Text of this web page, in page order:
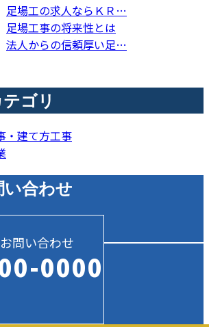
足場工の求人ならＫＲ…
足場工事の将来性とは
法人からの信頼厚い足…
ゴリ
・建て方工事
い合わせ
問い合わせ
0000